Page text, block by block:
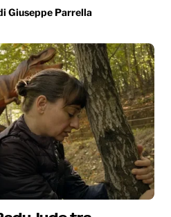
Giuseppe Parrella